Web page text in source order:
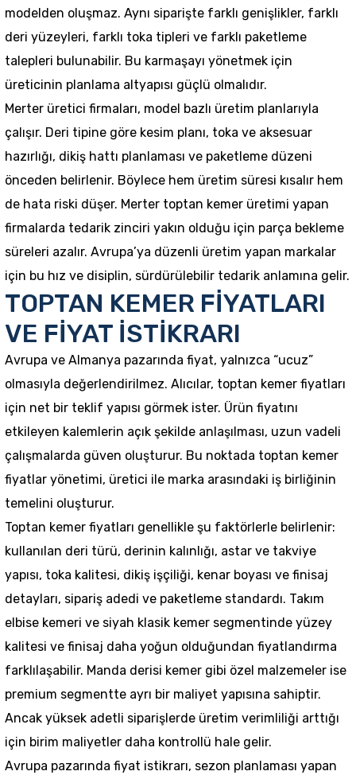
modelden oluşmaz. Aynı siparişte farklı genişlikler, farklı
deri yüzeyleri, farklı toka tipleri ve farklı paketleme
talepleri bulunabilir. Bu karmaşayı yönetmek için
üreticinin planlama altyapısı güçlü olmalıdır.
Merter üretici firmaları, model bazlı üretim planlarıyla
çalışır. Deri tipine göre kesim planı, toka ve aksesuar
hazırlığı, dikiş hattı planlaması ve paketleme düzeni
önceden belirlenir. Böylece hem üretim süresi kısalır hem
de hata riski düşer. Merter toptan kemer üretimi yapan
firmalarda tedarik zinciri yakın olduğu için parça bekleme
süreleri azalır. Avrupa’ya düzenli üretim yapan markalar
için bu hız ve disiplin, sürdürülebilir tedarik anlamına gelir.
TOPTAN KEMER FİYATLARI
VE FİYAT İSTİKRARI
Avrupa ve Almanya pazarında fiyat, yalnızca “ucuz”
olmasıyla değerlendirilmez. Alıcılar, toptan kemer fiyatları
için net bir teklif yapısı görmek ister. Ürün fiyatını
etkileyen kalemlerin açık şekilde anlaşılması, uzun vadeli
çalışmalarda güven oluşturur. Bu noktada toptan kemer
fiyatlar yönetimi, üretici ile marka arasındaki iş birliğinin
temelini oluşturur.
Toptan kemer fiyatları genellikle şu faktörlerle belirlenir:
kullanılan deri türü, derinin kalınlığı, astar ve takviye
yapısı, toka kalitesi, dikiş işçiliği, kenar boyası ve finisaj
detayları, sipariş adedi ve paketleme standardı. Takım
elbise kemeri ve siyah klasik kemer segmentinde yüzey
kalitesi ve finisaj daha yoğun olduğundan fiyatlandırma
farklılaşabilir. Manda derisi kemer gibi özel malzemeler ise
premium segmentte ayrı bir maliyet yapısına sahiptir.
Ancak yüksek adetli siparişlerde üretim verimliliği arttığı
için birim maliyetler daha kontrollü hale gelir.
Avrupa pazarında fiyat istikrarı, sezon planlaması yapan